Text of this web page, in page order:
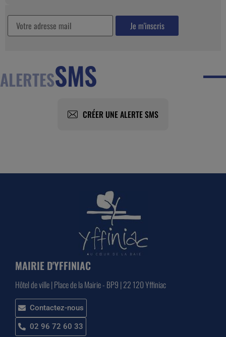
ALERTESSMS
CRÉER UNE ALERTE SMS
MAIRIE D'YFFINIAC
Hôtel de ville | Place de la Mairie - BP9 | 22 120 Yffiniac
Contactez-nous
02 96 72 60 33